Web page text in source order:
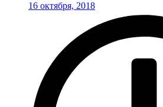
16 октября, 2018